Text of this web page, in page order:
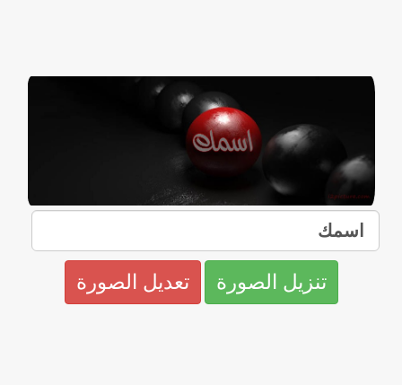
تعديل الصورة تنزيل الصورة